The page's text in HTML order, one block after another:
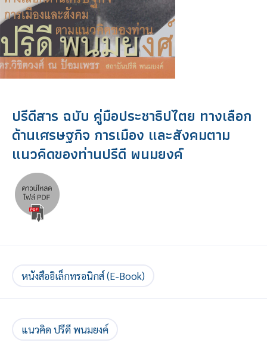
ปรีดีสาร ฉบับ คู่มือประชาธิปไตย ทางเลือก
ด้านเศรษฐกิจ การเมือง และสังคมตาม
แนวคิดของท่านปรีดี พนมยงค์
หนังสืออิเล็กทรอนิกส์ (E-Book)
แนวคิด ปรีดี พนมยงค์